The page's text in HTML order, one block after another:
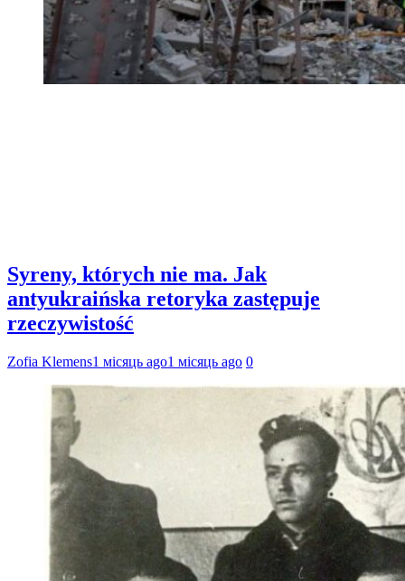
Syreny, których nie ma. Jak
antyukraińska retoryka zastępuje
rzeczywistość
Zofia Klemens1 місяць ago1 місяць ago 0